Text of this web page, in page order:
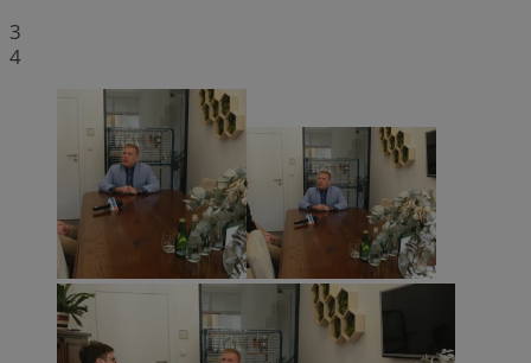
3
4